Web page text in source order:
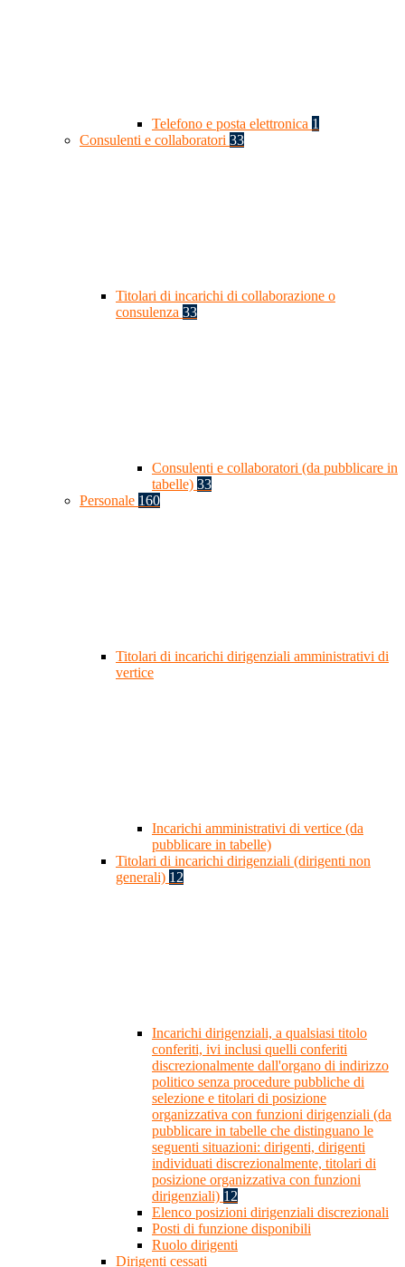
Telefono e posta elettronica 1
Consulenti e collaboratori 33
Titolari di incarichi di collaborazione o
consulenza 33
Consulenti e collaboratori (da pubblicare in
tabelle) 33
Personale 160
Titolari di incarichi dirigenziali amministrativi di
vertice
Incarichi amministrativi di vertice (da
pubblicare in tabelle)
Titolari di incarichi dirigenziali (dirigenti non
generali) 12
Incarichi dirigenziali, a qualsiasi titolo
conferiti, ivi inclusi quelli conferiti
discrezionalmente dall'organo di indirizzo
politico senza procedure pubbliche di
selezione e titolari di posizione
organizzativa con funzioni dirigenziali (da
pubblicare in tabelle che distinguano le
seguenti situazioni: dirigenti, dirigenti
individuati discrezionalmente, titolari di
posizione organizzativa con funzioni
dirigenziali) 12
Elenco posizioni dirigenziali discrezionali
Posti di funzione disponibili
Ruolo dirigenti
Dirigenti cessati